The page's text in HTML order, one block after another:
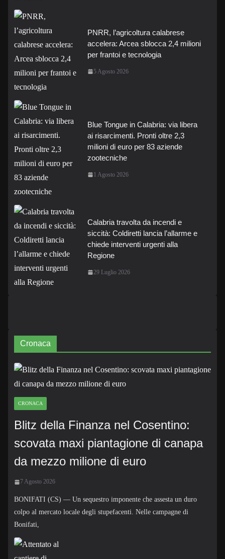
PNRR, l’agricoltura calabrese
accelera: Arcea sblocca 2,4 milioni
per frantoi e tecnologia
5 Agosto 2026
Blue Tongue in Calabria: via libera
ai risarcimenti. Pronti oltre 2,3
milioni di euro per 83 aziende
zootecniche
1 Agosto 2026
Calabria travolta da incendi e
siccità: Coldiretti lancia l’allarme e
chiede interventi urgenti alla
Regione
29 Luglio 2026
Cronaca
CRONACA
Blitz della Finanza nel Cosentino:
scovata maxi piantagione di canapa
da mezzo milione di euro
7 Agosto 2026
BONIFATI (CS) — Un sequestro imponente che assesta un duro
colpo al mercato locale degli stupefacenti. Nelle campagne di
Bonifati,